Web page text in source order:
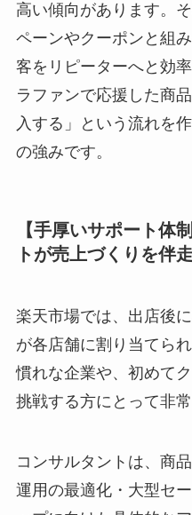
高い傾向があります。
ペーンやクーポンと組
客をリピーターへと効
ラファンで応援した商
入する」という流れを
の強みです。
【手厚いサポート体
トが売上づくりを伴
楽天市場では、出店後
が各店舗に割り当てら
慣れな企業や、初めて
挑戦する方にとって非
コンサルタントは、商
運用の最適化・大型セ